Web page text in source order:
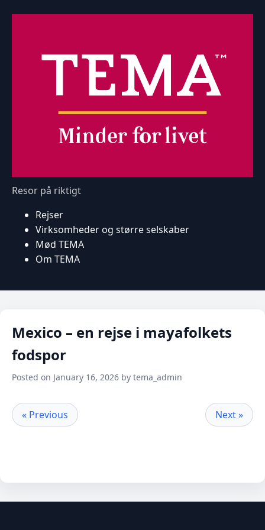
Resor på riktigt
Rejser
Virksomheder og større selskaber
Mød TEMA
Om TEMA
Mexico – en rejse i mayafolkets
fodspor
Posted on January 16, 2026 by tema_admin
« Previous Next »